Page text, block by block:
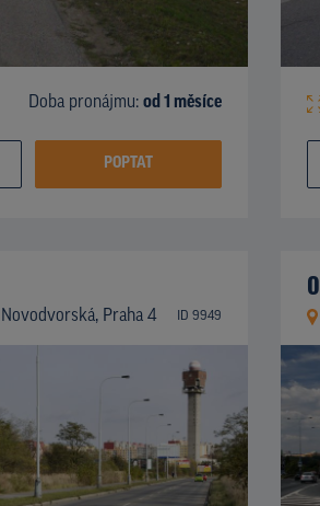
Doba pronájmu: od 1 měsíce
POPTAT
Praha 4 ID 9949